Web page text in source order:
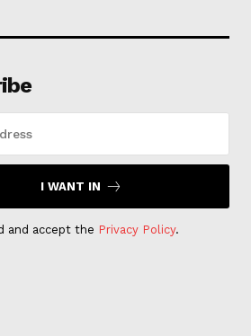
I WANT IN
and accept the Privacy Policy.